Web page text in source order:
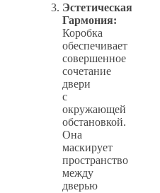
Эстетическая
Гармония:
Коробка
обеспечивает
совершенное
сочетание
двери
с
окружающей
обстановкой.
Она
маскирует
пространство
между
дверью